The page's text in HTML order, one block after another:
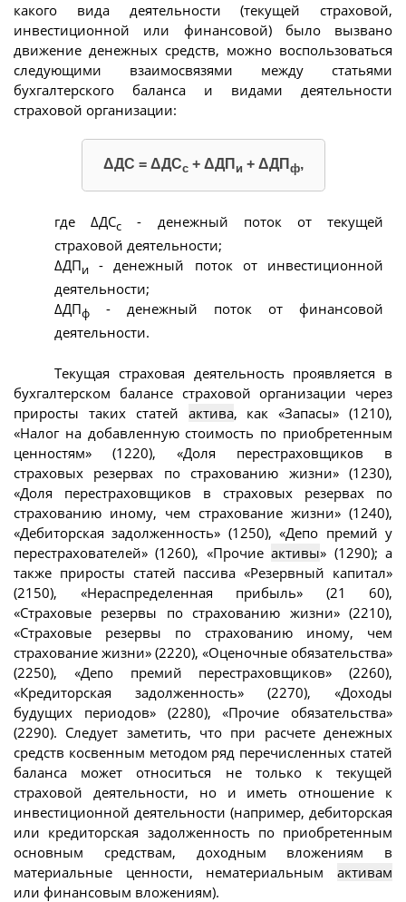
какого вида деятельности (текущей страховой,
инвестиционной или финансовой) было вызвано
движение денежных средств, можно воспользоваться
следующими взаимосвязями между статьями
бухгалтерского баланса и видами деятельности
страховой организации:
ΔДС = ΔДСс+ ΔДП и + ΔДП ф,
где ΔДСс - денежный поток от текущей
страховой деятельности;
ΔДПи - денежный поток от инвестиционной
деятельности;
ΔДПф - денежный поток от финансовой
деятельности.
Текущая страховая деятельность проявляется в
бухгалтерском балансе страховой организации через
приросты таких статей актива, как «Запасы» (1210),
«Налог на добавленную стоимость по приобретенным
ценностям» (1220), «Доля перестраховщиков в
страховых резервах по страхованию жизни» (1230),
«Доля перестраховщиков в страховых резервах по
страхованию иному, чем страхование жизни» (1240),
«Дебиторская задолженность» (1250), «Депо премий у
перестрахователей» (1260), «Прочиеактивы» (1290); а
также приросты статей пассива «Резервный капитал»
(2150), «Нераспределенная прибыль» (21 60),
«Страховые резервы по страхованию жизни» (2210),
«Страховые резервы по страхованию иному, чем
страхование жизни» (2220), «Оценочные обязательства»
(2250), «Депо премий перестраховщиков» (2260),
«Кредиторская задолженность» (2270), «Доходы
будущих периодов» (2280), «Прочие обязательства»
(2290). Следует заметить, что при расчете денежных
средств косвенным методом ряд перечисленных статей
баланса может относиться не только к текущей
страховой деятельности, но и иметь отношение к
инвестиционной деятельности (например, дебиторская
или кредиторская задолженность по приобретенным
основным средствам, доходным вложениям в
материальные ценности, нематериальным активам
или финансовым вложениям).